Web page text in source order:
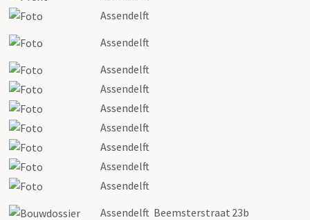
Assendelft
Assendelft
Assendelft
Assendelft
Assendelft
Assendelft
Assendelft
Assendelft
Assendelft
Assendelft Beemsterstraat 23b